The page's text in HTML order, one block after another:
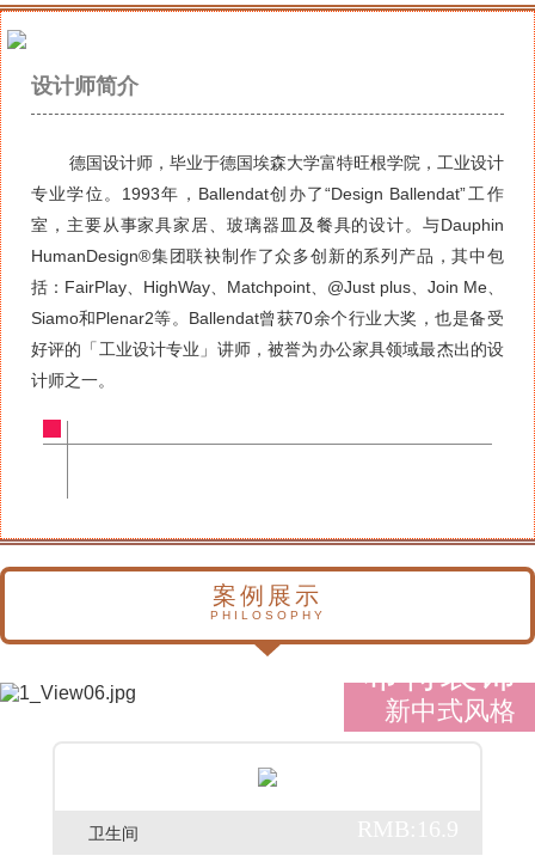
设计师简介
德国设计师，毕业于德国埃森大学富特旺根学院，工业设计
专业学位。 1993年， Ballendat创办了“Design Ballendat”工作
室，主要从事家具家居、玻璃器皿及餐具的设计。与Dauphin
HumanDesign®集团联袂制作了众多创新的系列产品，其中包
括： FairPlay HighWay Matchpoint @Just plus Join Me
Siamo和Plenar2等。 Ballendat曾获70余个行业大奖，也是备受
好评的「工业设计专业」讲师，被誉为办公家具领域最杰出的设
计师之一。
案例展示
PHILOSOPHY
希特装饰
新中式风格
卫生间